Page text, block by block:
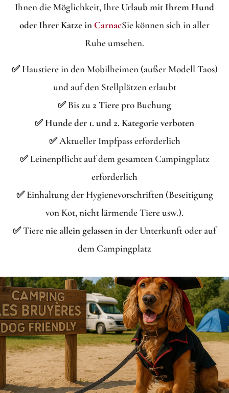
Ihnen die Möglichkeit, Ihre Urlaub mit Ihrem Hund
oder Ihrer Katze in CarnacSie können sich in aller
Ruhe umsehen.
✅ Haustiere in den Mobilheimen (außer Modell Taos)
und auf den Stellplätzen erlaubt
✅ Bis zu 2 Tierepro Buchung
✅Hunde der 1. und 2. Kategorie verboten
✅ Aktueller Impfpass erforderlich
✅ Leinenpflicht auf dem gesamten Campingplatz
erforderlich
✅ Einhaltung der Hygienevorschriften (Beseitigung
von Kot, nicht lärmende Tiere usw.).
✅ Tierenie allein gelassenin der Unterkunft oder auf
dem Campingplatz